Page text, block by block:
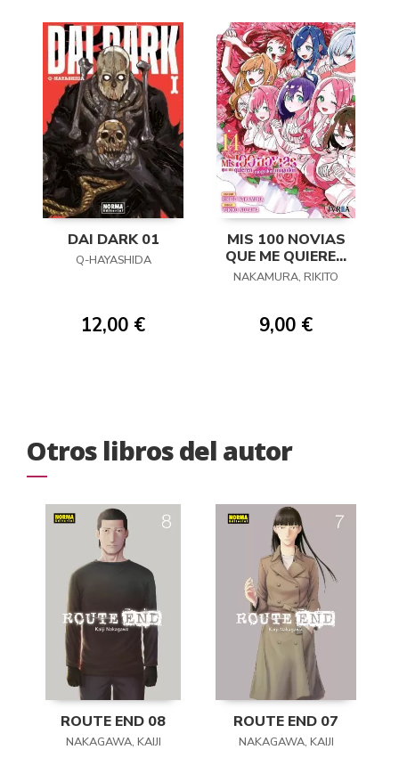
DAI DARK 01
Q-HAYASHIDA
12,00 €
MIS 100 NOVIAS
QUE ME QUIEREN
MOGOLLON
NAKAMURA, RIKITO
9,00 €
Otros libros del autor
ROUTE END 08
NAKAGAWA, KAIJI
ROUTE END 07
NAKAGAWA, KAIJI